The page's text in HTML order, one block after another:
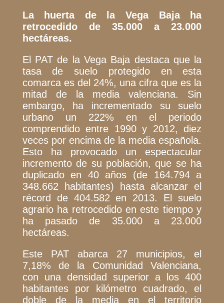
La huerta de la Vega Baja ha
retrocedido de 35.000 a 23.000
hectáreas.
El PAT de la Vega Baja destaca que la
tasa de suelo protegido en esta
comarca es del 24%, una cifra que es la
mitad de la media valenciana. Sin
embargo, ha incrementado su suelo
urbano un 222% en el periodo
comprendido entre 1990 y 2012, diez
veces por encima de la media española.
Esto ha provocado un espectacular
incremento de su población, que se ha
duplicado en 40 años (de 164.794 a
348.662 habitantes) hasta alcanzar el
récord de 404.582 en 2013. El suelo
agrario ha retrocedido en este tiempo y
ha pasado de 35.000 a 23.000
hectáreas.
Este PAT abarca 27 municipios, el
7,18% de la Comunidad Valenciana,
con una densidad superior a los 400
habitantes por kilómetro cuadrado, el
doble de la media en el territorio